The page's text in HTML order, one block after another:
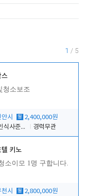
1 / 5
청소보조
시 월 2,400,000원
주방2인식사준비및청소린렌보조
경력무관
키노
소이모 1명 구합니다.
시 월 2,800,000원